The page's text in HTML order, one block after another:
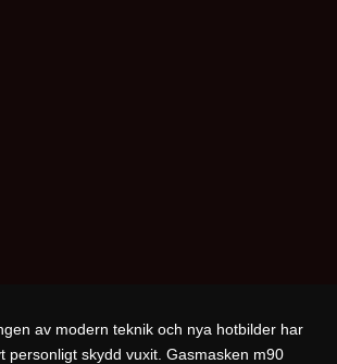
av modern teknik och nya hotbilder har
personligt skydd vuxit. Gasmasken m90